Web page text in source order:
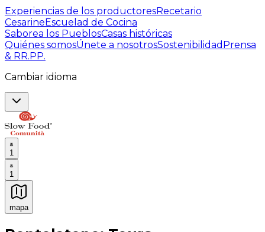
Experiencias de los productoresRecetario
CesarineEscuelad de Cocina
Saborea los PueblosCasas históricas
Quiénes somosÚnete a nosotrosSostenibilidad Prensa
& RR.PP.
Cambiar idioma
1
1
mapa